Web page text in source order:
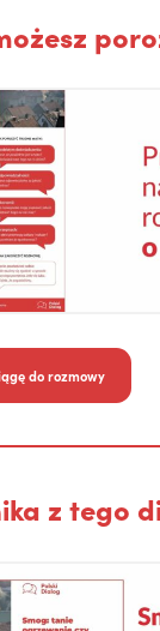
do rozmowy
z tego